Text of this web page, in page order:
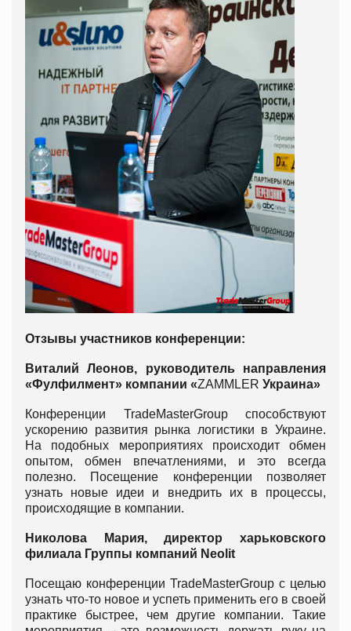
Отзывы участников конференции:
Виталий Леонов, руководитель направления
«Фулфилмент» компании «ZAMMLER Украина»
Конференции TradeMasterGroup способствуют
ускорению развития рынка логистики в Украине.
На подобных мероприятиях происходит обмен
опытом, обмен впечатлениями, и это всегда
полезно. Посещение конференции позволяет
узнать новые идеи и внедрить их в процессы,
происходящие в компании.
Николова Мария, директор харьковского
филиала Группы компаний Neolit
Посещаю конференции TradeMasterGroup с целью
узнать что-то новое и успеть применить его в своей
практике быстрее, чем другие компании. Такие